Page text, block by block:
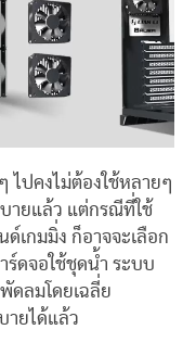
ไปคงไม่ต้องใช้หลายๆ
ายแล้ว แต่กรณีที่ใช้
ด์เกมมิ่ง ก็อาจจะเลือก
ดจอใช้ชุดน้ำ ระบบ
ดลมโดยเฉลี่ย
ายได้แล้ว